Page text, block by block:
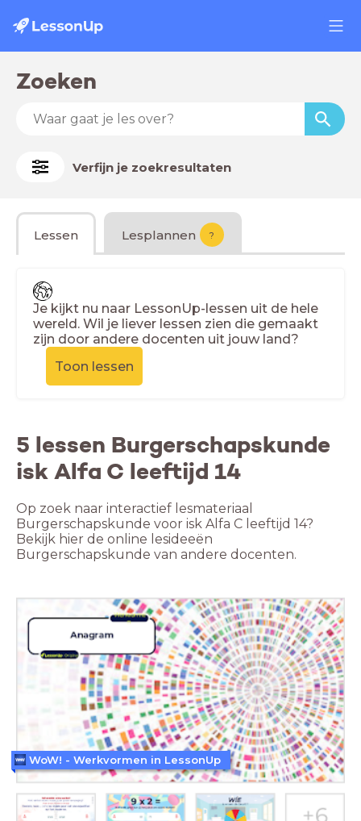
Zoeken
Verfijn je zoekresultaten
Lessen Lesplannen ?
Je kijkt nu naar LessonUp-lessen uit de hele
wereld. Wil je liever lessen zien die gemaakt
zijn door andere docenten uit jouw land?
Toon lessen
5 lessen Burgerschapskunde
isk Alfa C leeftijd 14
Op zoek naar interactief lesmateriaal
Burgerschapskunde voor isk Alfa C leeftijd 14?
Bekijk hier de online lesideeën
Burgerschapskunde van andere docenten.
WoW! - Werkvormen in LessonUp